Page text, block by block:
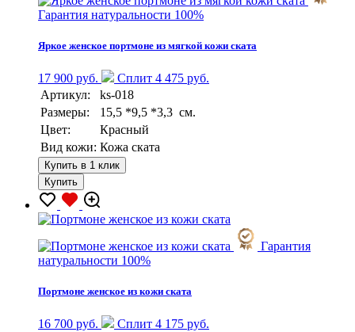
Гарантия натуральности 100%
Яркое женское портмоне из мягкой кожи ската
17 900 руб.
Сплит 4 475 руб.
Артикул:
ks-018
Размеры:
15,5 *9,5 *3,3 см.
Цвет:
Красный
Вид кожи: Кожа ската
Купить в 1 клик
Купить
Гарантия
натуральности 100%
Портмоне женское из кожи ската
16 700 руб.
Сплит 4 175 руб.